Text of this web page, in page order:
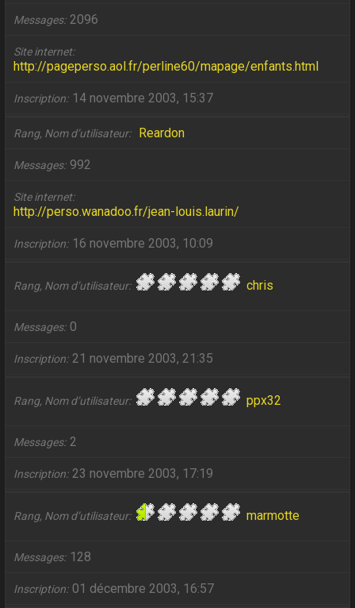
Messages 2096
Site internet
http://pageperso.aol.fr/perline60/mapage/enfants.html
Inscription 14 novembre 2003, 15:37
Rang, Nom d’utilisateur Reardon
Messages 992
Site internet
http://perso.wanadoo.fr/jean-louis.laurin/
Inscription 16 novembre 2003, 10:09
Rang, Nom d’utilisateur chris
Messages 0
Inscription 21 novembre 2003, 21:35
Rang, Nom d’utilisateur ppx32
Messages 2
Inscription 23 novembre 2003, 17:19
Rang, Nom d’utilisateur marmotte
Messages 128
Inscription 01 décembre 2003, 16:57